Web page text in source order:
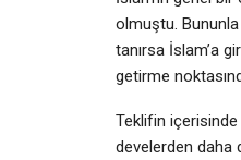
olmuştu. Bununla
tanırsa İslam’a
getirme
Teklifin içerisinde
develerden daha